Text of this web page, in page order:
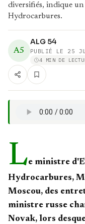
diversifiés, indique
Hydrocarbures.
A5
ALG 54
PUBLIÉ LE 25
4 MIN DE
Le ministre
Hydrocarbures,
Moscou, des
ministre russe
Novak, lors